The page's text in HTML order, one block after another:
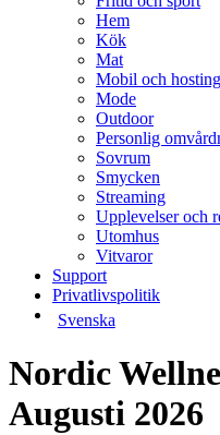
Hem
Kök
Mat
Mobil och hosting
Mode
Outdoor
Personlig
Sovrum
Smycken
Streaming
Upplevelser och
Utomhus
Vitvaror
Support
Privatlivspolitik
Svenska
Nordic
Augusti 2026